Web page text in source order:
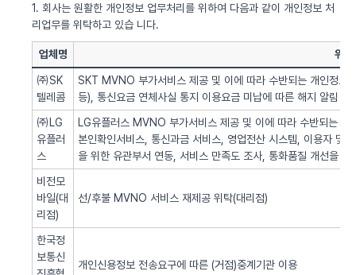
1. 회사는 원활한 개인정보 업무처리를 위하여 다음과 같이 개인정보 처
리업무를 위탁하고 있습 니다.
업체명 위탁
㈜SK
텔레콤
SKT MVNO 부가서비스 제공 및 이에 따라 수반되는 개인정보
등), 통신요금 연체사실 통지 이용요금 미납에 따른 해지 알림 업
㈜LG
유플러
스
LG유플러스 MVNO 부가서비스 제공 및 이에 따라 수반되는
본인확인서비스, 통신과금 서비스, 영업전산 시스템, 이용자 및
을 위한 유관부서 연동, 서비스 만족도 조사, 통화품질 개선을 위
비전모
바일(대
리점)
선/후불 MVNO 서비스 재제공 위탁(대리점)
한국정
보통신
개인신용정보 전송요구에 따른 (거점)중계기관 이용